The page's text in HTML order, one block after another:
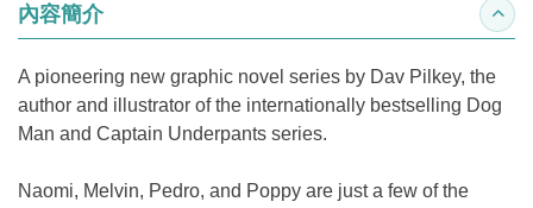
內容簡介 收合
A pioneering new graphic novel series by Dav Pilkey, the
author and illustrator of the internationally bestselling Dog
Man and Captain Underpants series.
Naomi, Melvin, Pedro, and Poppy are just a few of the